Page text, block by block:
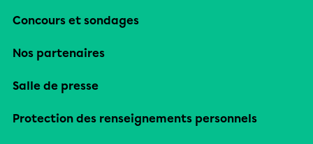
Concours et sondages
Nos partenaires
Salle de presse
Protection des renseignements personnels